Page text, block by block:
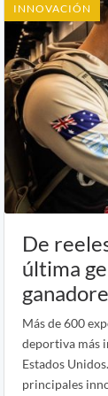
INNOVACIÓN
De
última
Más de 600
deportiva más
Estados
principales